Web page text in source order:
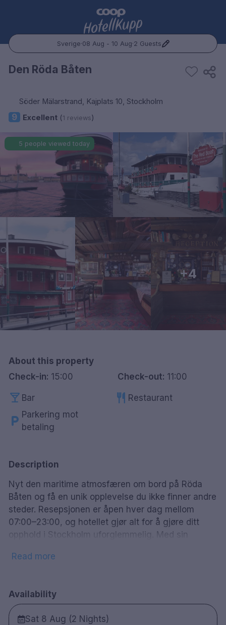
Sverige·08 Aug - 10 Aug·2 Guests
Popular Destinations:
Trondheim
Hele Sverige
Stockholm
Hele Danmark
Done
Den Röda Båten
Söder Mälarstrand, Kajplats 10, Stockholm
9 Excellent(1 reviews)
5 people viewed today
+4
About this property
Check-in: 15:00 Check-out: 11:00
local_bar Bar restaurant Restaurant
local_parking Parkering mot
betaling
Description
Nyt den maritime atmosfæren om bord på Röda
Båten og få en unik opplevelse du ikke finner andre
steder. Resepsjonen er åpen hver dag mellom
07:00–23:00, og hotellet gjør alt for å gjøre ditt
opphold i Stockholm uforglemmelig. Med sin
fleste aktiviteter i byen. På bare noen få minutter
banen, ligger den rett rundt hjørnet. Kom om bord!
650 m til Slussen t-banestasjon
Read more
Availability
Sat 8 Aug (2 Nights)